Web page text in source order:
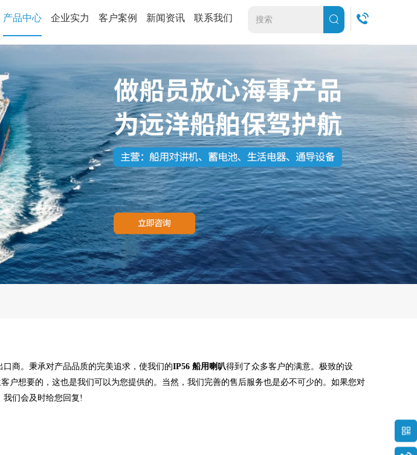
产品中心 企业实力 客户案例 新闻资讯 联系我们
口商。秉承对产品品质的完美追求，使我们的IP56 船用喇叭得到了众多客户的满意。极致的设
户想要的，这也是我们可以为您提供的。当然，我们完善的售后服务也是必不可少的。如果您对
我们会及时给您回复!